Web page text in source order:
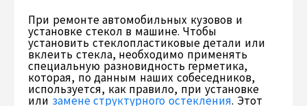
При ремонте автомобильных кузовов и
установке стекол в машине. Чтобы
установить стеклопластиковые детали или
вклеить стекла, необходимо применять
специальную разновидность герметика,
которая, по данным наших собеседников,
используется, как правило, при установке
или замене структурного остекления. Этот